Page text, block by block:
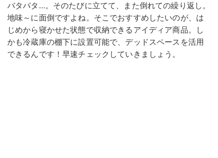
バタバタ…。そのたびに立てて、また倒れての繰り返し。
地味～に面倒ですよね。そこでおすすめしたいのが、は
じめから寝かせた状態で収納できるアイディア商品。し
かも冷蔵庫の棚下に設置可能で、デッドスペースを活用
できるんです！早速チェックしていきましょう。